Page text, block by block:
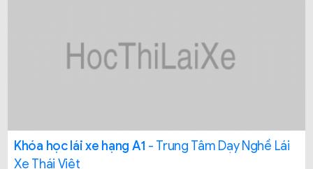
Khóa học lái xe hạng A1 - Trung Tâm Dạy Nghề Lái
Xe Thái Việt